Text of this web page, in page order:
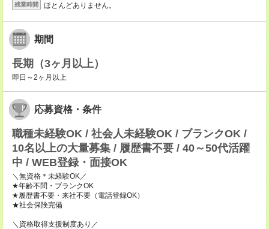
残業時間 ほとんどありません。
期間
長期（3ヶ月以上）
即日～2ヶ月以上
応募資格・条件
職種未経験OK / 社会人未経験OK / ブランクOK /
10名以上の大量募集 / 履歴書不要 / 40～50代活躍
中 / WEB登録・面接OK
＼無資格＊未経験OK／
★年齢不問・ブランクOK
★履歴書不要・来社不要（電話登録OK）
★社会保険完備
＼資格取得支援制度あり／